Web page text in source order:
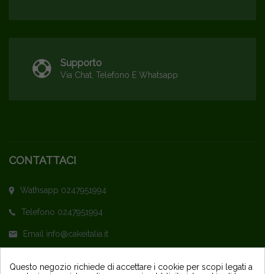
Supporto
Via Chat, Telefono E Whatsapp
CONTATTACI
Wathsapp 0247951994
Telefono 0247951994
Email info@cakeitalia.it
Questo negozio richiede di accettare i cookie per scopi legati a